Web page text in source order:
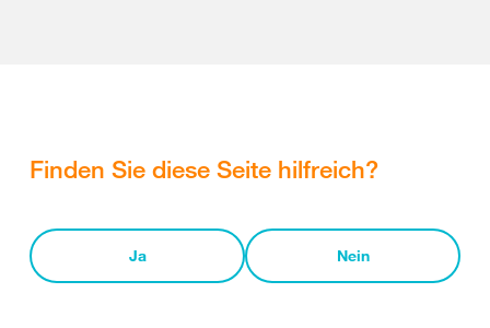
Finden Sie diese Seite hilfreich?
Ja Nein